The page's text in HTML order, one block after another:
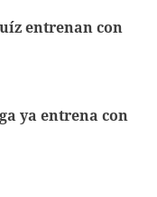
entrenan con
ya entrena con